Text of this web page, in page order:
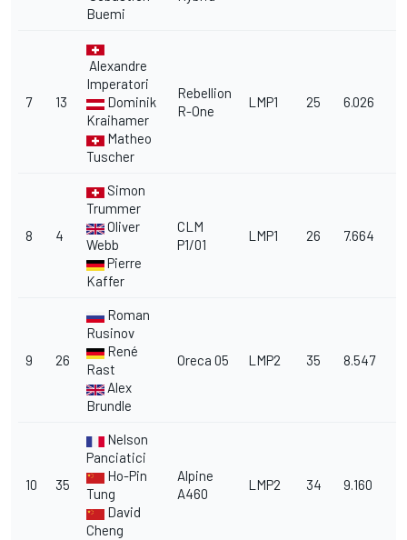
Buemi
7 13
Alexandre
Imperatori
Dominik
Kraihamer
Matheo
Tuscher
Rebellion
R-One
LMP1 25 6.026
8 4
Simon
Trummer
Oliver
Webb
Pierre
Kaffer
CLM
P1/01
LMP1 26 7.664
9 26
Roman
Rusinov
René
Rast
Alex
Brundle
Oreca 05 LMP2 35 8.547
10 35
Nelson
Panciatici
Ho-Pin
Tung
David
Cheng
Alpine
A460
LMP2 34 9.160